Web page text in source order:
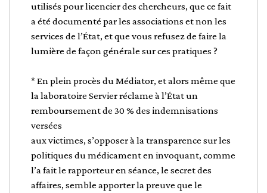
utilisés pour licencier des chercheurs, que ce fait
a été documenté par les associations et non les
services de l’État, et que vous refusez de faire la
lumière de façon générale sur ces pratiques ?
* En plein procès du Médiator, et alors même que
la laboratoire Servier réclame à l’État un
remboursement de 30 % des indemnisations
versées
aux victimes, s’opposer à la transparence sur les
politiques du médicament en invoquant, comme
l’a fait le rapporteur en séance, le secret des
affaires, semble apporter la preuve que le